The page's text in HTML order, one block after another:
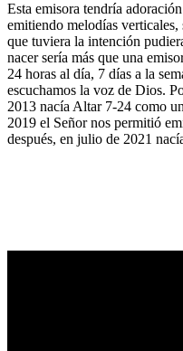
Esta emisora tendría
emitiendo melodías
que tuviera la intención
nacer sería más que una
24 horas al día, 7 días a la
escuchamos la voz de Dios.
2013 nacía Altar 7-24 como
2019 el Señor nos permitió
después, en julio de 2021